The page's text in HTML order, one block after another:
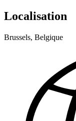
Localisation
Brussels, Belgique